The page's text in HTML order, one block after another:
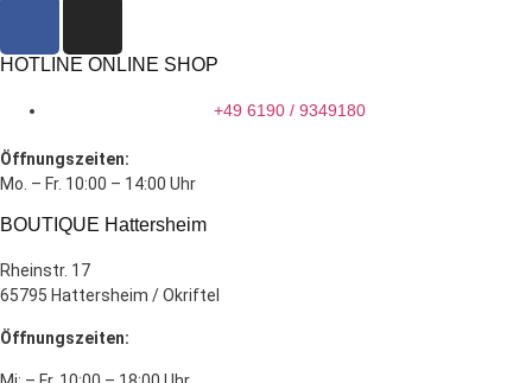
HOTLINE ONLINE SHOP
+49 6190 / 9349180
Öffnungszeiten:
Mo. – Fr. 10:00 – 14:00 Uhr
BOUTIQUE Hattersheim
Rheinstr. 17
65795 Hattersheim / Okriftel
Öffnungszeiten: